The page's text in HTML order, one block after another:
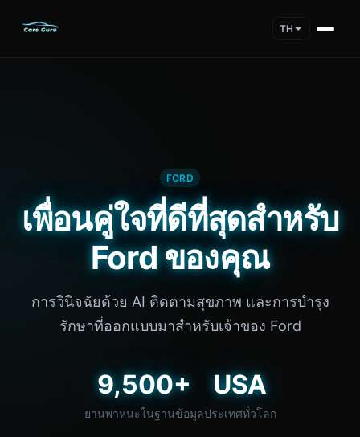
TH
FORD
เพื่อนคู่ใจที่ดีที่สุดสำหรับ
Ford ของคุณ
การวินิจฉัยด้วย AI ติดตามสุขภาพ และการบำรุง
รักษาที่ออกแบบมาสำหรับเจ้าของ Ford
9,500+
ยานพาหนะในฐานข้อมูล
USA
ประเทศทั่วโลก